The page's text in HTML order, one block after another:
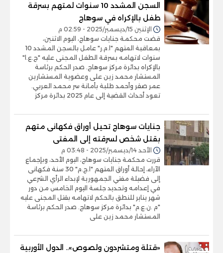
السجن المشدد 10 سنوات لمتهم بسرقة
طفل بالإكراه في سوهاج
الإثنين 15/ديسمبر/2025 - 02:59 م
قضت محكمة جنايات سوهاج، اليوم الاثنين،
بمعاقبة المتهم "ا.م.ر" عامل بالسجن المشدد 10
سنوات لاتهامه بسرقة الطفل المجنى عليه "ج.ع.ا"
بالإكراه بدائرة مركز سوهاج. صدر الحكم برئاسة
المستشار محمد زين على وعضوية المستشارين
عمر صقر وأحمد طلبة بأمانة سر محمد العربي.
تعود أحداث القضية إلى عام 2025 بدائرة مركز
جنايات سوهاج تحيل أوراق فكهانى متهم
بقتل شخص لسرقته إلى المفتى
الأحد 14/ديسمبر/2025 - 03:48 م
قررت محكمة جنايات سوهاج، اليوم الأحد، وبإجماع
الآراء، إحالة أوراق المتهم "ا.ج.م" 30 سنة فكهانى
إلى فضيلة مفتي الجمهورية لإبداء الرأي الشرعي
في إعدامه وتحديد جلسة اليوم الخامس من دور
شهر يناير للنطق بالحكم لاتهامه بقتل المجنى عليه
"م .ن.ع.م" بدائرة مركز سوهاج. صدر الحكم برئاسة
المستشار محمد زين على
«قتلة ومتشردون ولصوص».. الدول الأوربية